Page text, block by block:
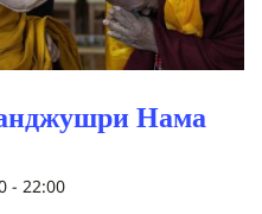
Нама
- 22:00